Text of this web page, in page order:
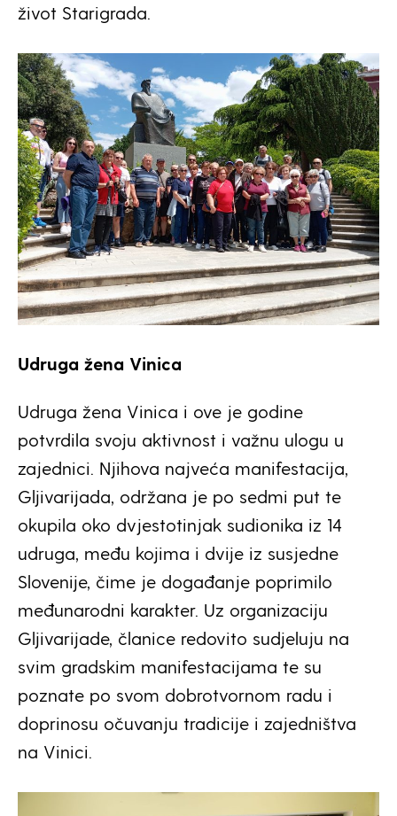
život Starigrada.
Udruga žena Vinica
Udruga žena Vinica i ove je godine
potvrdila svoju aktivnost i važnu ulogu u
zajednici. Njihova najveća manifestacija,
Gljivarijada, održana je po sedmi put te
okupila oko dvjestotinjak sudionika iz 14
udruga, među kojima i dvije iz susjedne
Slovenije, čime je događanje poprimilo
međunarodni karakter. Uz organizaciju
Gljivarijade, članice redovito sudjeluju na
svim gradskim manifestacijama te su
poznate po svom dobrotvornom radu i
doprinosu očuvanju tradicije i zajedništva
na Vinici.